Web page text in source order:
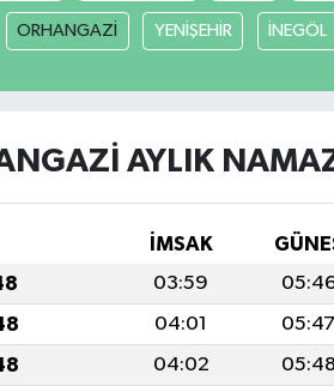
ORHANGAZİ YENİŞEHİR İNEGÖL
AYLIK
İMSAK
03:59
04:01 05:47
04:02 05:48